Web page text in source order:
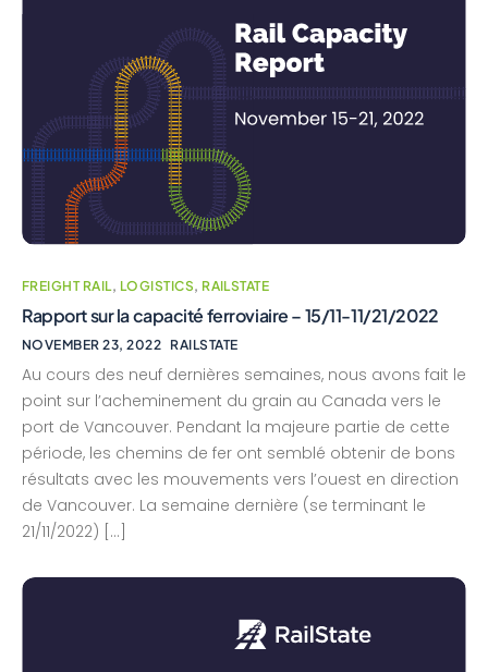
FREIGHT RAIL, LOGISTICS, RAILSTATE
Rapport sur la capacité ferroviaire – 15/11-11/21/2022
NOVEMBER 23, 2022 RAILSTATE
Au cours des neuf dernières semaines, nous avons fait le
point sur l’acheminement du grain au Canada vers le
port de Vancouver. Pendant la majeure partie de cette
période, les chemins de fer ont semblé obtenir de bons
résultats avec les mouvements vers l’ouest en direction
de Vancouver. La semaine dernière (se terminant le
21/11/2022) […]